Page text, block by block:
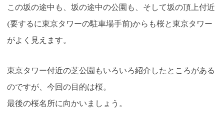
この坂の途中も、坂の途中の公園も、そして坂の頂上付近
(要するに東京タワーの駐車場手前)からも桜と東京タワー
がよく見えます。
東京タワー付近の芝公園もいろいろ紹介したところがある
のですが、今回の目的は桜。
最後の桜名所に向かいましょう。